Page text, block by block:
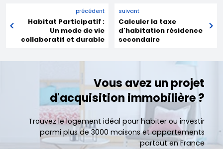
précédent
Habitat Participatif :
Un mode de vie
collaboratif et durable
suivant
Calculer la taxe
d'habitation résidence
secondaire
Vous avez un projet
d'acquisition immobilière ?
Trouvez le logement idéal pour habiter ou investir
parmi plus de 3000 maisons et appartements
partout en France